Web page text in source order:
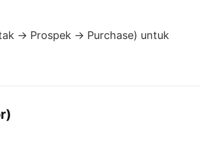
→ Prospek → Purchase) untuk